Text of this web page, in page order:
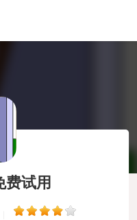
费试用